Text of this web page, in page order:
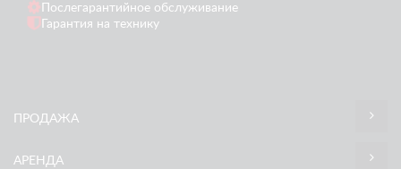
Послегарантийное обслуживание
Гарантия на технику
ПРОДАЖА
АРЕНДА